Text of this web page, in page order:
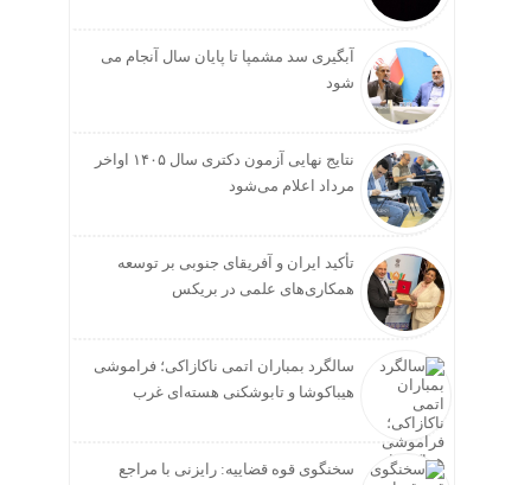
آبگیری سد مشمپا تا پایان سال آنجام می
شود
نتایج نهایی آزمون دکتری سال ۱۴۰۵ اواخر
مرداد اعلام می‌شود
تأکید ایران و آفریقای جنوبی بر توسعه
همکاری‌های علمی در بریکس
سالگرد بمباران اتمی ناکازاکی؛ فراموشی
هیباکوشا و تابوشکنی هسته‌ای غرب
سخنگوی قوه قضاییه: رایزنی‌ با مراجع